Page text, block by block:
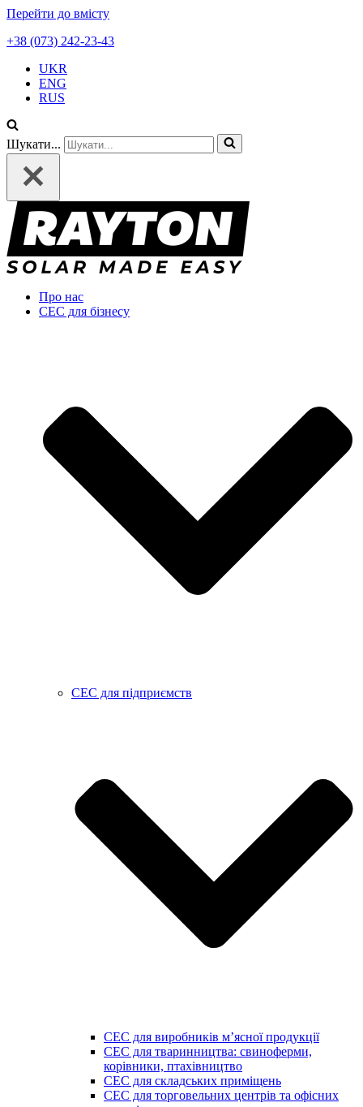
Перейти до вмісту
+38 (073) 242-23-43
UKR
ENG
RUS
Шукати...
Про нас
СЕС для бізнесу
СЕС для підприємств
СЕС для виробників мʼясної продукції
СЕС для тваринництва: свиноферми,
корівники, птахівництво
СЕС для складських приміщень
СЕС для торговельних центрів та офісних